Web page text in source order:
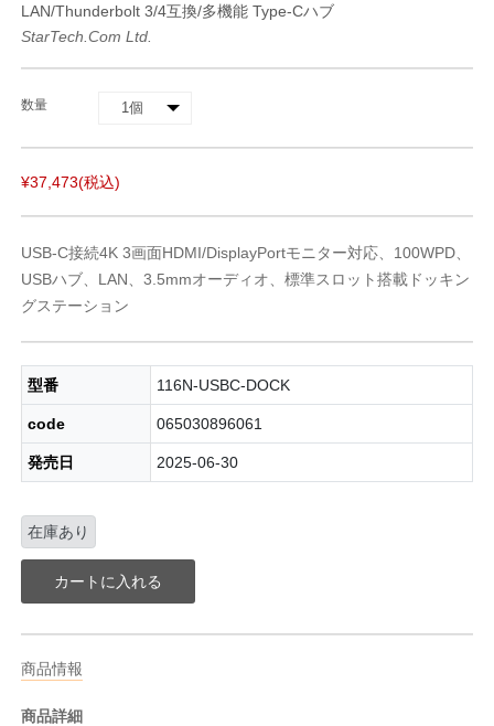
LAN/Thunderbolt 3/4互換/多機能 Type-Cハブ
StarTech.com Ltd.
数量
¥37,473(税込)
USB-C接続4K 3画面HDMI/DisplayPortモニター対応、100WPD、
USBハブ、LAN、3.5mmオーディオ、標準スロット搭載ドッキン
グステーション
型番 116N-USBC-DOCK
code 065030896061
発売日 2025-06-30
在庫あり
カートに入れる
商品情報
商品詳細